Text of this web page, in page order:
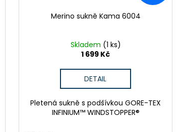
Merino sukně Kama 6004
Skladem (1 ks)
1 699 Kč
DETAIL
Pletená sukně s podšívkou GORE-TEX
INFINIUM™ WINDSTOPPER®